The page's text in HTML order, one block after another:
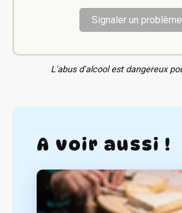
Signaler un problème
L'abus d'alcool est dangereux
A voir aussi !